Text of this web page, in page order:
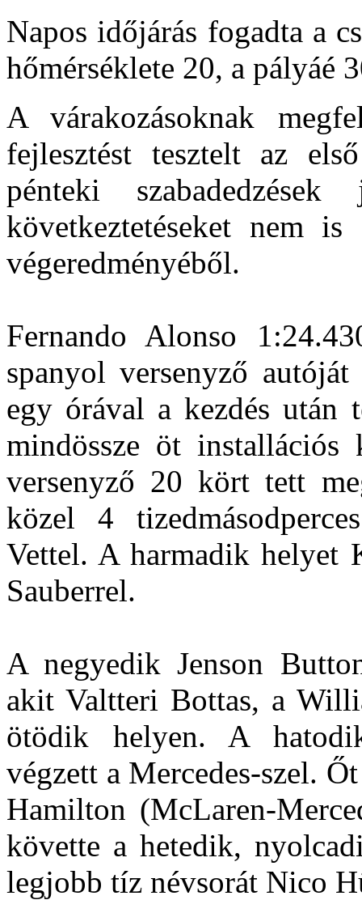
Napos időjárás fogadta a
hőmérséklete 20, a pályáé
A várakozásoknak
fejlesztést tesztelt az
pénteki
következtetéseket nem
végeredményéből.
Fernando Alonso
spanyol versenyző
egy órával a kezdés után
mindössze öt
versenyző 20 kört tett
közel 4
Vettel. A harmadik helyet
Sauberrel.
A negyedik Jenson
akit Valtteri Bottas, a
ötödik helyen. A
végzett a Mercedes-szel.
Hamilton (McLaren-
követte a hetedik,
legjobb tíz névsorát Nico